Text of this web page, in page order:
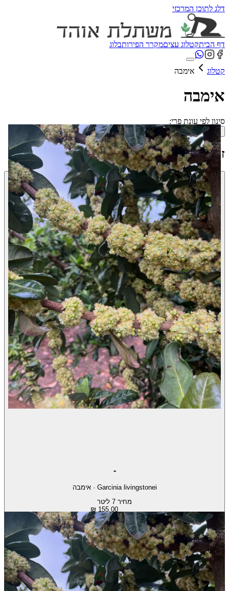
דלג לתוכן המרכזי
דף הביתקטלוג עציםמקרר הפירותבלוג
קטלוג אימבה
אימבה
סינון לפי עונת פרי:
חורף אביב קיץ סתיו
זני העץ
-
Garcinia livingstonei
·אימבה
מחיר 7 ליטר
155.00 ₪
עונת פרי
יוני-יולי
שמש מלאה + חצי צלירוק עדלא רגיש לזבוב הפירות